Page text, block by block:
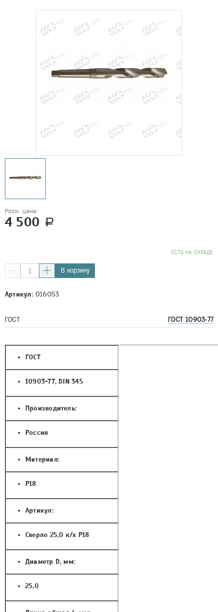
Розн. цена:
4 500 a
EСТЬ НА СКЛАДЕ
В корзину
Артикул:016053
ГОСТ ГОСТ 10903-77
ГОСТ
10903-77, DIN 345
Производитель:
Россия
Материал:
Р18
Артикул:
Сверло 25,0 к/х Р18
Диаметр D, мм:
25,0